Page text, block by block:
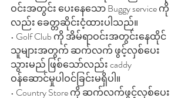
ဝင်းအတွင်း ပေးနေသော Buggy service ကို
လည်း ခေတ္တဆိုင်းငံ့ထားပါသည်။
• Golf Club ကို အိမ်ရာဝင်းအတွင်းနေထိုင်
သူများအတွက် ဆက်လက် ဖွင့်လှစ်ပေး
သွားမည် ဖြစ်သော်လည်း caddy
ဝန်ဆောင်မှုပါဝင်ခြင်းမရှိပါ။
• Country Store ကို ဆက်လက်ဖွင့်လှစ်ပေး